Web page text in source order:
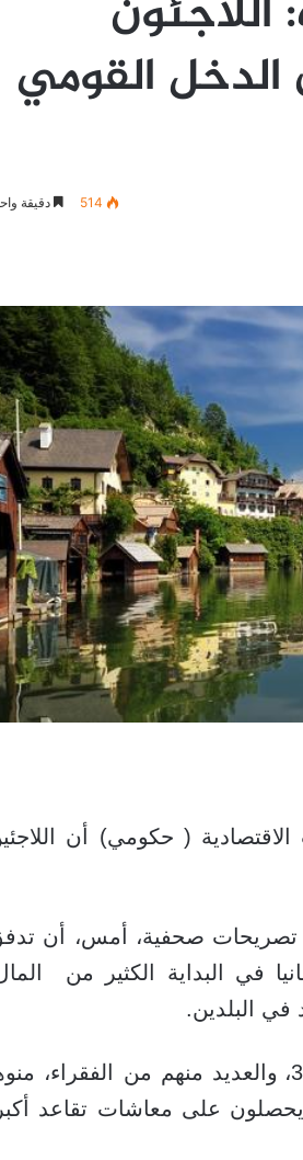
القومي
514 دقيقة
( حكومي) أن
تصريحات صحفية، أمس، أن
في البداية الكثير من
في البلدين.
وأشار إلى أن أكثر من نصف اللاجئين تحت سن 35، والعديد منهم من الفقراء،
على معاشات تقاعد